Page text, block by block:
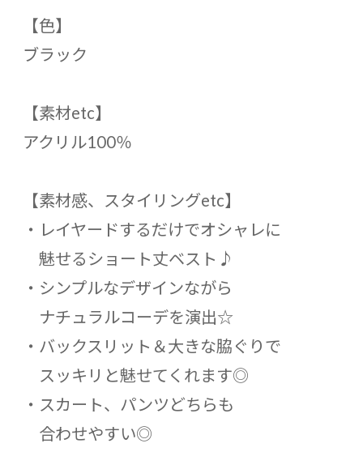
【色】
ブラック
【素材etc】
アクリル100％
【素材感、スタイリングetc】
・レイヤードするだけでオシャレに
魅せるショート丈ベスト♪
・シンプルなデザインながら
ナチュラルコーデを演出☆
・バックスリット＆大きな脇ぐりで
スッキリと魅せてくれます◎
・スカート、パンツどちらも
合わせやすい◎